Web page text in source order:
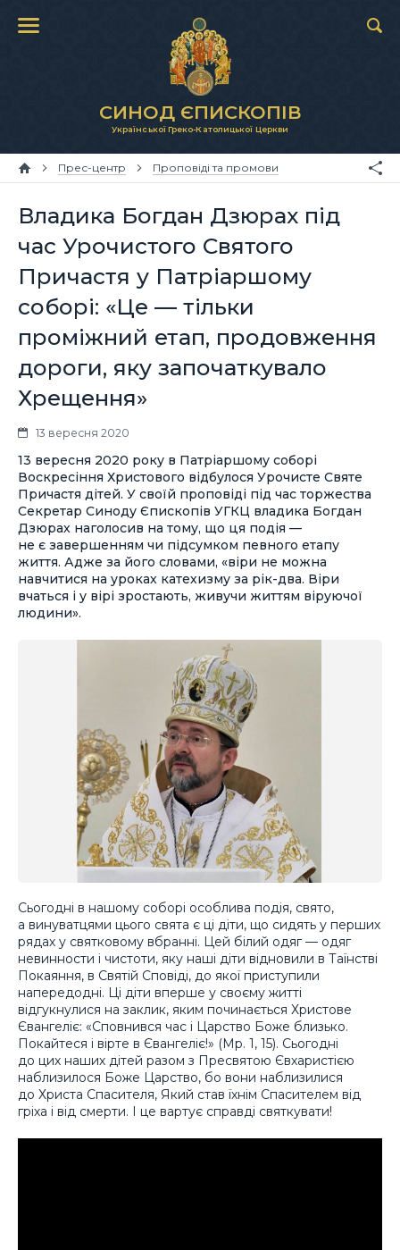
СИНОД ЄПИСКОПІВ
Української Греко-Католицької Церкви
Прес-центр Проповіді та промови
Владика Богдан Дзюрах під
час Урочистого Святого
Причастя у Патріаршому
соборі: «Це — тільки
проміжний етап, продовження
дороги, яку започаткувало
Хрещення»
13 вересня 2020
13 вересня 2020 року в Патріаршому соборі
Воскресіння Христового відбулося Урочисте Святе
Причастя дітей. У своїй проповіді під час торжества
Секретар Синоду Єпископів УГКЦ владика Богдан
Дзюрах наголосив на тому, що ця подія —
не є завершенням чи підсумком певного етапу
життя. Адже за його словами, «віри не можна
навчитися на уроках катехизму за рік-два. Віри
вчаться і у вірі зростають, живучи життям віруючої
людини».
Сьогодні в нашому соборі особлива подія, свято,
а винуватцями цього свята є ці діти, що сидять у перших
рядах у святковому вбранні. Цей білий одяг — одяг
невинности і чистоти, яку наші діти відновили в Таїнстві
Покаяння, в Святій Сповіді, до якої приступили
напередодні. Ці діти вперше у своєму житті
відгукнулися на заклик, яким починається Христове
Євангеліє: «Сповнився час і Царство Боже близько.
Покайтеся і вірте в Євангеліє!» (Мр. 1, 15). Сьогодні
до цих наших дітей разом з Пресвятою Євхаристією
наблизилося Боже Царство, бо вони наблизилися
до Христа Спасителя, Який став їхнім Спасителем від
гріха і від смерти. І це вартує справді святкувати!